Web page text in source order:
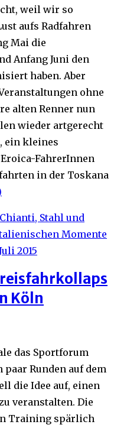
weil wir so
aufs Radfahren
Mai die
Anfang Juni den
haben. Aber
ohne
alten Renner nun
wieder artgerecht
ein kleines
FahrerInnen
in der Toskana
Stahl und
Momente
2015
Köln
das Sportforum
Runden auf dem
die Idee auf, einen
veranstalten. Die
Training spärlich